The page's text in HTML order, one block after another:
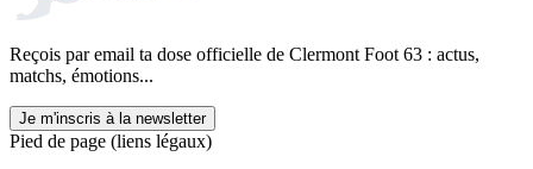
Reçois par email ta dose officielle de Clermont Foot 63 : actus,
matchs, émotions...
Je m'inscris à la newsletter
Pied de page (liens légaux)